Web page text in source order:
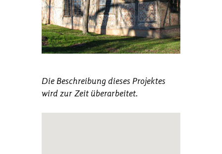
Die Beschreibung dieses Projektes
wird zur Zeit überarbeitet.